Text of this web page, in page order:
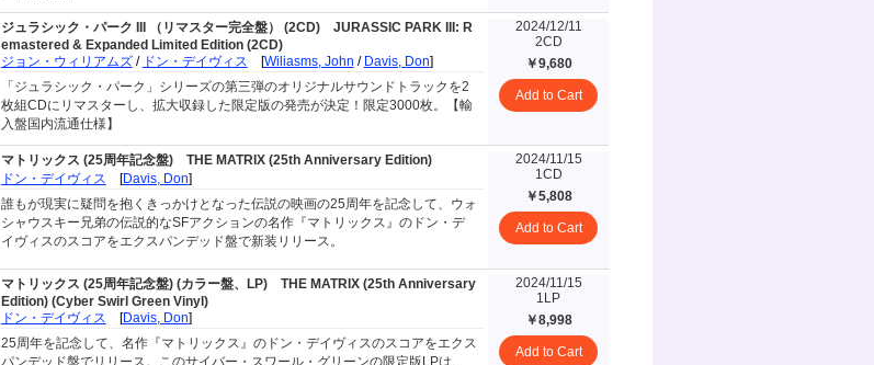
ジュラシック・パーク III （リマスター完全盤） (2CD)
JURASSIC PARK III: R
emastered & Expanded Limited Edition (2CD)
ジョン・ウィリアムズ/ ドン・デイヴィス [Wiliasms, John / Davis, Don]
「ジュラシック・パーク」シリーズの第三弾のオリジナルサウンドトラックを2
枚組CDにリマスターし、拡大収録した限定版の発売が決定！限定3000枚。【輸
入盤国内流通仕様】
2024/12/11
2CD
￥9,680
Add to Cart
マトリックス (25周年記念盤)
THE MATRIX (25th Anniversary Edition)
ドン・デイヴィス [Davis, Don]
誰もが現実に疑問を抱くきっかけとなった伝説の映画の25周年を記念して、ウォ
シャウスキー兄弟の伝説的なSFアクションの名作『マトリックス』のドン・デ
イヴィスのスコアをエクスパンデッド盤で新装リリース。
2024/11/15
1CD
￥5,808
Add to Cart
マトリックス (25周年記念盤) (カラー盤、LP)
THE MATRIX (25th Anniversary
Edition) (Cyber Swirl Green Vinyl)
ドン・デイヴィス [Davis, Don]
25周年を記念して、名作『マトリックス』のドン・デイヴィスのスコアをエクス
パンデッド盤でリリース。このサイバー・スワール・グリーンの限定版LPは、
2024/11/15
1LP
￥8,998
Add to Cart